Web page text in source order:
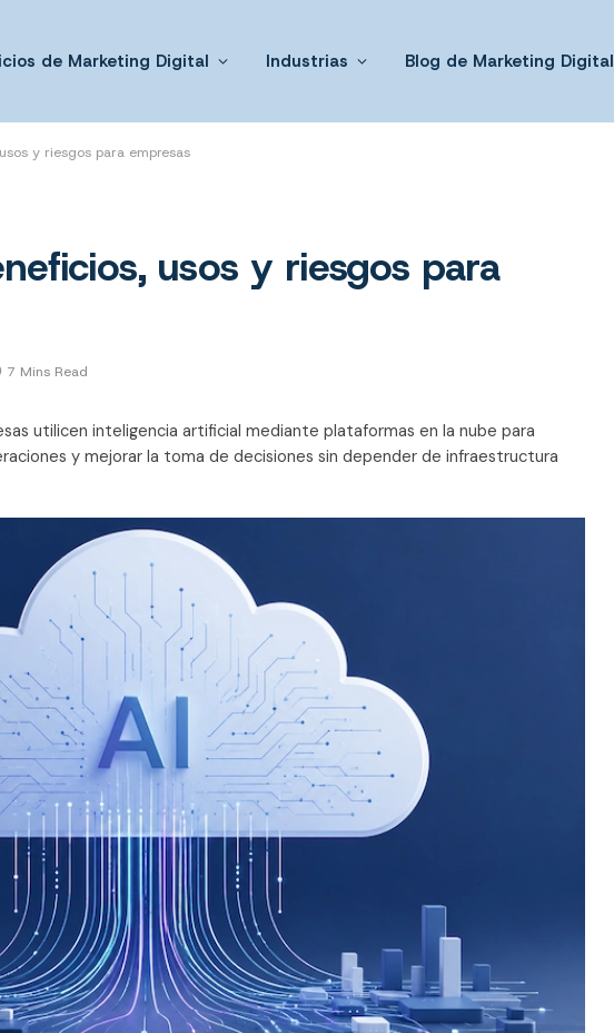
de Marketing Digital Industrias Blog de Marketing Digital
y riesgos para empresas
usos y riesgos para
7 Mins Read
utilicen inteligencia artificial mediante plataformas en la nube para
y mejorar la toma de decisiones sin depender de infraestructura